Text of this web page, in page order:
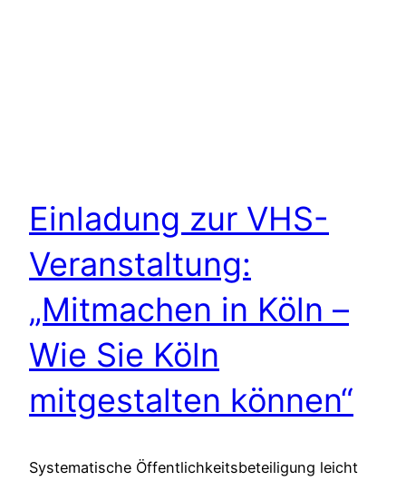
Einladung zur VHS-
Veranstaltung:
„Mitmachen in Köln –
Wie Sie Köln
mitgestalten können“
Systematische Öffentlichkeitsbeteiligung leicht